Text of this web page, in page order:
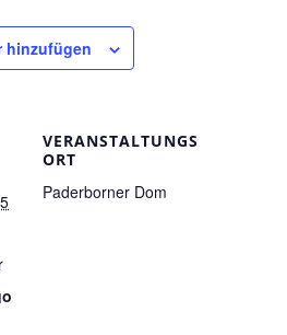
hinzufügen
VERANSTALTUNGS
ORT
Paderborner Dom